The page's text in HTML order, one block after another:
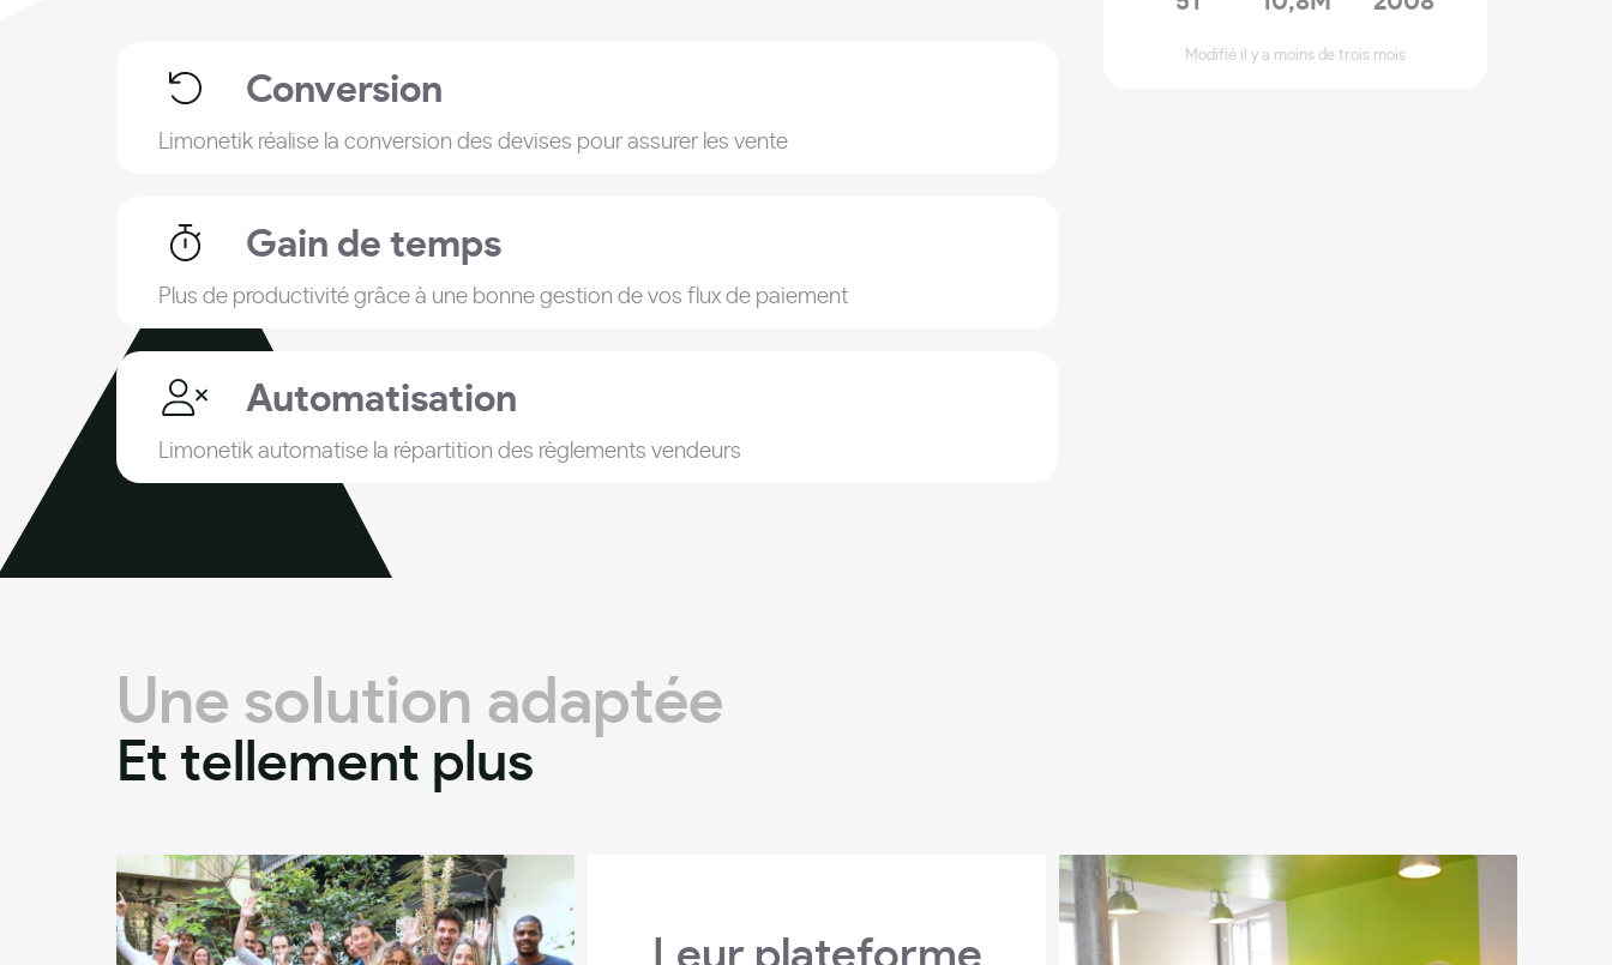
Conversion
Limonetik réalise la conversion des devises pour assurer les vente
Gain de temps
Plus de productivité grâce à une bonne gestion de vos flux de paiement
Automatisation
Limonetik automatise la répartition des règlements vendeurs
Une solution adaptée
Et tellement plus
Modifié il y a moins de trois mois